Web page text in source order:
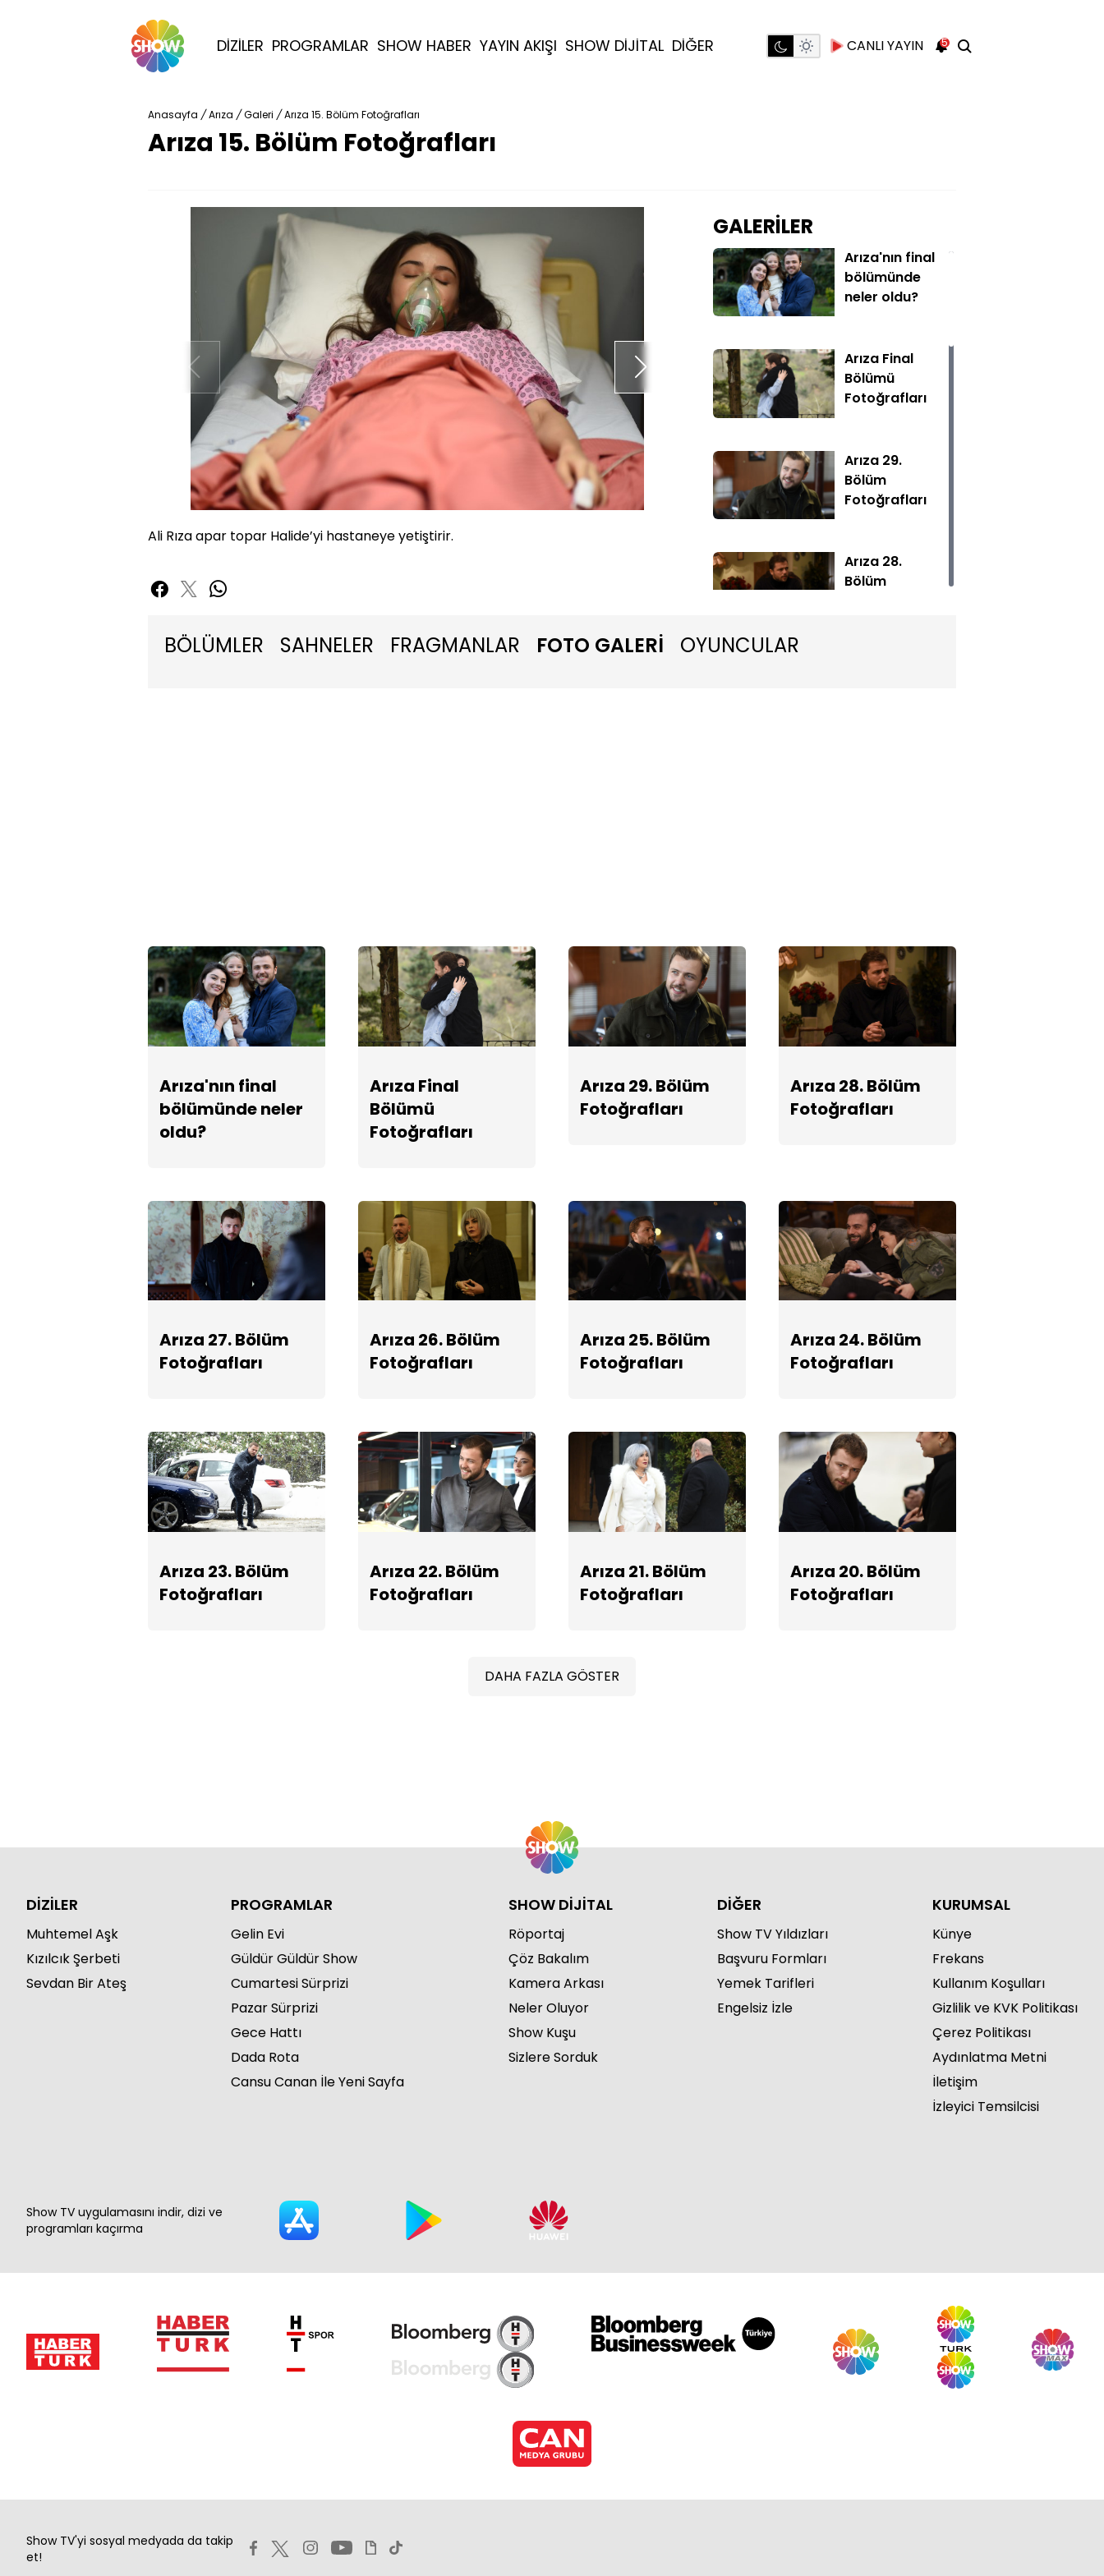
DİZİLER PROGRAMLAR SHOW HABER YAYIN AKIŞI SHOW DİJİTAL DİĞER CANLI YAYIN 5
Anasayfa / Arıza / Galeri / Arıza 15. Bölüm Fotoğrafları
Arıza 15. Bölüm Fotoğrafları
Ali Rıza apar topar Halide’yi hastaneye yetiştirir.
GALERİLER
Arıza'nın final
bölümünde
neler oldu?
Arıza Final
Bölümü
Fotoğrafları
Arıza 29.
Bölüm
Fotoğrafları
Arıza 28.
Bölüm
Arıza 24.
Bölüm
Fotoğrafları
Bölüm
Fotoğrafları
Fotoğrafları
Arıza 21. Bölüm
Fotoğrafları
Arıza 20.
BÖLÜMLER SAHNELER FRAGMANLAR FOTO GALERİ OYUNCULAR
Arıza'nın final
bölümünde neler
oldu?
Arıza Final
Bölümü
Fotoğrafları
Arıza 29. Bölüm
Fotoğrafları
Arıza 28. Bölüm
Fotoğrafları
Arıza 27. Bölüm
Fotoğrafları
Arıza 26. Bölüm
Fotoğrafları
Arıza 25. Bölüm
Fotoğrafları
Arıza 24. Bölüm
Fotoğrafları
Arıza 23. Bölüm
Fotoğrafları
Arıza 22. Bölüm
Fotoğrafları
Arıza 21. Bölüm
Fotoğrafları
Arıza 20. Bölüm
Fotoğrafları
DAHA FAZLA GÖSTER
DİZİLER
Muhtemel Aşk
Kızılcık Şerbeti
Sevdan Bir Ateş
PROGRAMLAR
Gelin Evi
Güldür Güldür Show
Cumartesi Sürprizi
Pazar Sürprizi
Gece Hattı
Dada Rota
Cansu Canan İle Yeni Sayfa
SHOW DİJİTAL
Röportaj
Çöz Bakalım
Kamera Arkası
Neler Oluyor
Show Kuşu
Sizlere Sorduk
DİĞER
Show TV Yıldızları
Başvuru Formları
Yemek Tarifleri
Engelsiz İzle
KURUMSAL
Künye
Frekans
Kullanım Koşulları
Gizlilik ve KVK Politikası
Çerez Politikası
Aydınlatma Metni
İletişim
İzleyici Temsilcisi
Show TV uygulamasını indir, dizi ve
programları kaçırma
Show TV'yi sosyal medyada da takip
et!